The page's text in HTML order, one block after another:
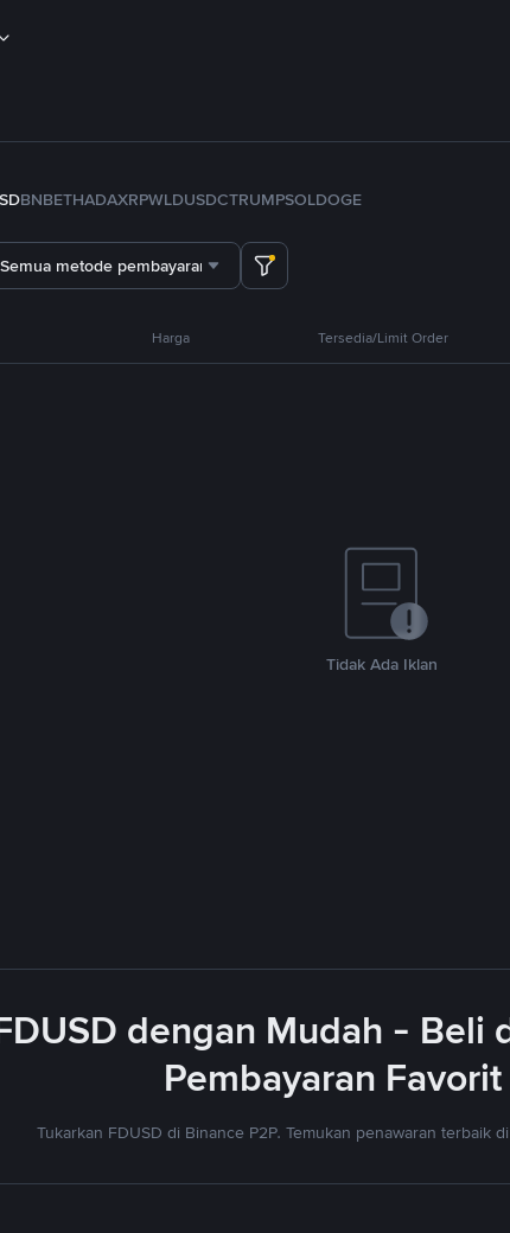
BNBETHADAXRPWLDUSDCTRUMPSOLDOGE
Semua metode pembayaran
Harga Tersedia/Limit Order
Tidak Ada Iklan
dengan Mudah - Beli
Pembayaran
Tukarkan FDUSD di Binance P2P. Temukan penawaran terbaik